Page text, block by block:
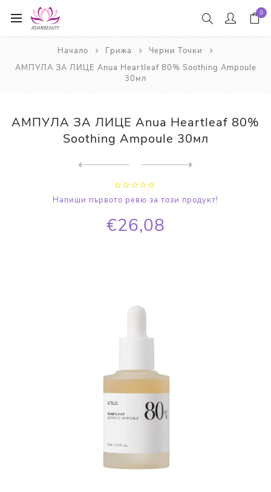
0
Начало Грижа
Черни Точки
АМПУЛА ЗА ЛИЦЕ Anua Heartleaf 80% Soothing Ampoule
30мл
АМПУЛА ЗА ЛИЦЕ Anua Heartleaf 80%
Soothing Ampoule 30мл
Напиши първото ревю за този продукт!
€26,08